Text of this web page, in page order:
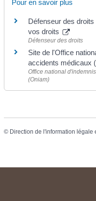
Pour en savoir plus
Défenseur des
vos droits
Défenseur des droits
Site de l'Office
accidents médicaux
Office national
(Oniam)
© Direction de l'information légale